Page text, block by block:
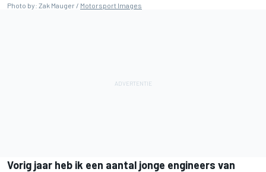
Photo by: Zak Mauger / Motorsport Images
Vorig jaar heb ik een aantal jonge engineers van